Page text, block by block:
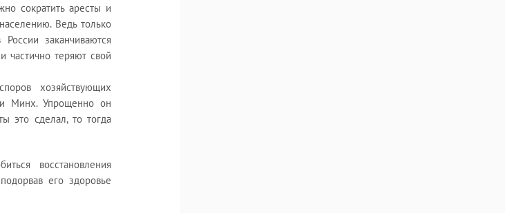
сократить аресты и
Ведь только
заканчиваются
частично теряют свой
хозяйствующих
Минх. Упрощенно он
это сделал, то тогда
восстановления
его здоровье